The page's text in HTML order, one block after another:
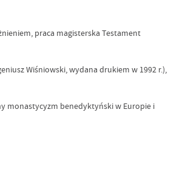
praca magisterska Testament
Wiśniowski, wydana drukiem w 1992 r.),
monastycyzm benedyktyński w Europie i